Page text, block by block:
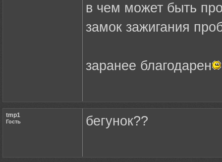
в чем может быть
замок зажигания
заранее благодарен
tmp1
Гость бегунок??